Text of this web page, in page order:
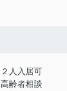
２人入居可
高齢者相談